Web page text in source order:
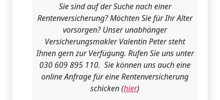
Sie sind auf der Suche nach einer
Rentenversicherung? Möchten Sie für Ihr Alter
vorsorgen? Unser unabhänger
Versicherungsmakler Valentin Peter steht
Ihnen gern zur Verfügung. Rufen Sie uns unter
030 609 895 110. Sie können uns auch eine
online Anfrage für eine Rentenversicherung
schicken (hier)